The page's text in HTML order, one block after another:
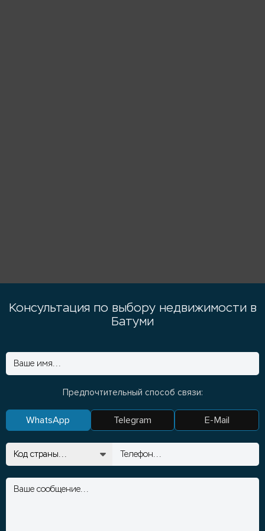
Консультация по выбору недвижимости в
Батуми
Предпочтительный способ связи:
WhatsApp Telegram E-Mail